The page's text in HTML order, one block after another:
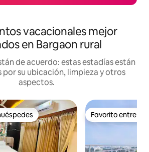
vacacionales mejor
en Bargaon rural
de acuerdo: estas estadías están
por su ubicación, limpieza y otros
aspectos.
preferido Favorito entre
Favorito entre